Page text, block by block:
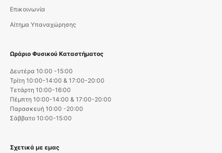
Επικοινωνία
Αίτημα Υπαναχώρησης
Ωράριο Φυσικού Καταστήματος
Δευτέρα 10:00 -15:00
Τρίτη 10:00-14:00 & 17:00-20:00
Τετάρτη 10:00-16:00
Πέμπτη 10:00-14:00 & 17:00-20:00
Παρασκευή 10:00 -20:00
Σάββατο 10:00-15:00
Σχετικά με εμας